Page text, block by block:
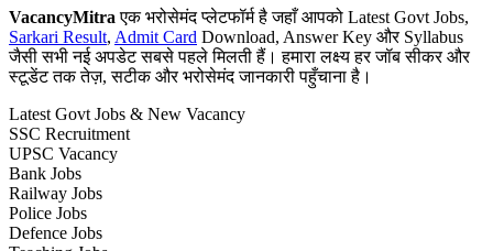
VacancyMitra एक भरोसेमंद प्लेटफॉर्म है जहाँ आपको Latest Govt Jobs,
Sarkari Result, Admit Card Download, Answer Key और Syllabus
जैसी सभी नई अपडेट सबसे पहले मिलती हैं। हमारा लक्ष्य हर जॉब सीकर और
स्टूडेंट तक तेज़, सटीक और भरोसेमंद जानकारी पहुँचाना है।
Latest Govt Jobs & New Vacancy
SSC Recruitment
UPSC Vacancy
Bank Jobs
Railway Jobs
Police Jobs
Defence Jobs